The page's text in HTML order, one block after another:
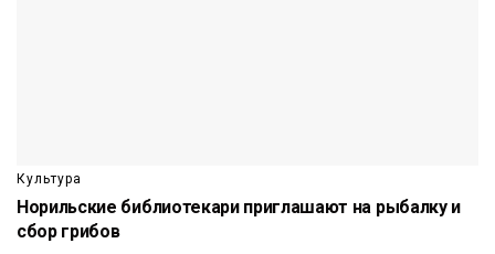
Культура
Норильские библиотекари приглашают на рыбалку и
сбор грибов